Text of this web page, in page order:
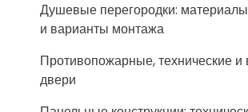
Душевые перегородки:
и варианты монтажа
Противопожарные, технические
двери